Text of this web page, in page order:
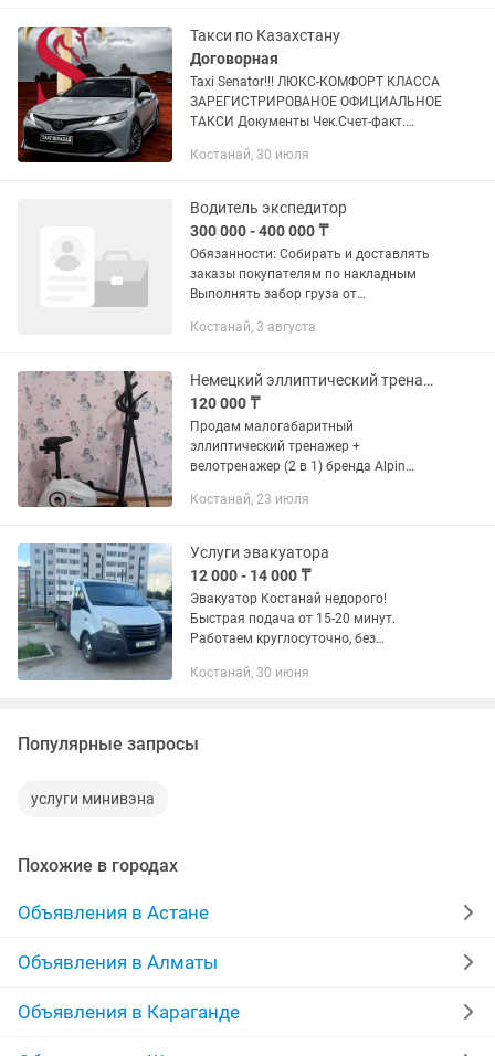
Такси по Казахстану
Договорная
Taxi Senator!!! ЛЮКС-КОМФОРТ КЛАССА
ЗАРЕГИСТРИРОВАНОЕ ОФИЦИАЛЬНОЕ
ТАКСИ Документы Чек.Счет-факт.
расчёт. Работаем с фирмами и
ДРУГИМ...
Костанай, 30 июля
Водитель экспедитор
300 000 - 400 000 ₸
Обязанности: Собирать и доставлять
заказы покупателям по накладным
Выполнять забор груза от
Помощь на складе при приемке товара
кузове...
Костанай, 3 августа
Немецкий эллиптический тренажер Alpin Sante X-172 (2 в 1) в идеале
120 000 ₸
Продам малогабаритный
эллиптический тренажер +
велотренажер (2 в 1) бренда Alpin
абсолютно новой вещи! Покупала на
линейку сейчас в...
Костанай, 23 июля
Услуги эвакуатора
12 000 - 14 000 ₸
Эвакуатор Костанай недорого!
Быстрая подача от 15-20 минут.
Работаем круглосуточно, без
прямо сейчас!Надежная и бережная
Костанай, 30 июня
Популярные запросы
услуги минивэна
Похожие в городах
Объявления в Астане
Объявления в Алматы
Объявления в Караганде